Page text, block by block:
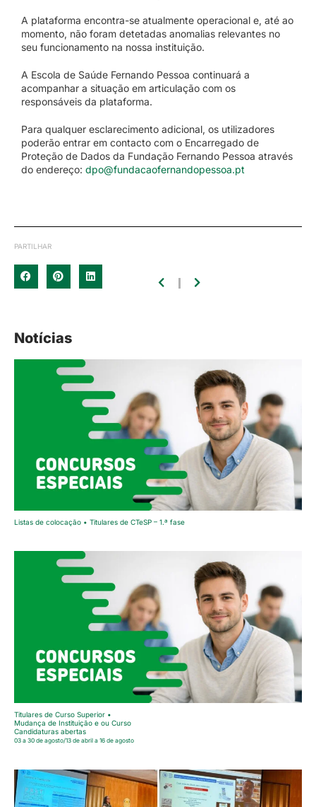
A plataforma encontra-se atualmente operacional e, até ao
momento, não foram detetadas anomalias relevantes no
seu funcionamento na nossa instituição.
A Escola de Saúde Fernando Pessoa continuará a
acompanhar a situação em articulação com os
responsáveis da plataforma.
Para qualquer esclarecimento adicional, os utilizadores
poderão entrar em contacto com o Encarregado de
Proteção de Dados da Fundação Fernando Pessoa através
do endereço: dpo@fundacaofernandopessoa.pt
PARTILHAR
Notícias
Listas de colocação • Titulares de CTeSP – 1.ª fase
Titulares de Curso Superior •
Mudança de Instituição e ou Curso
Candidaturas abertas
03 a 30 de agosto/13 de abril a 16 de agosto